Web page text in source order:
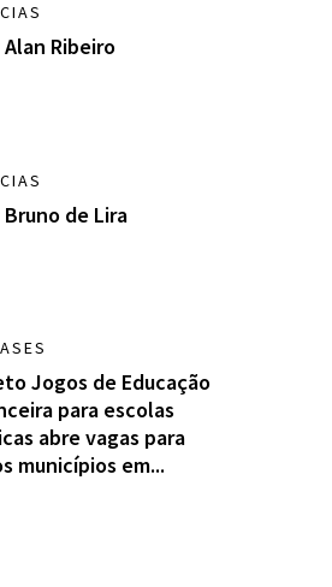
Ribeiro
de Lira
Jogos de Educação
para escolas
abre vagas para
municípios em...